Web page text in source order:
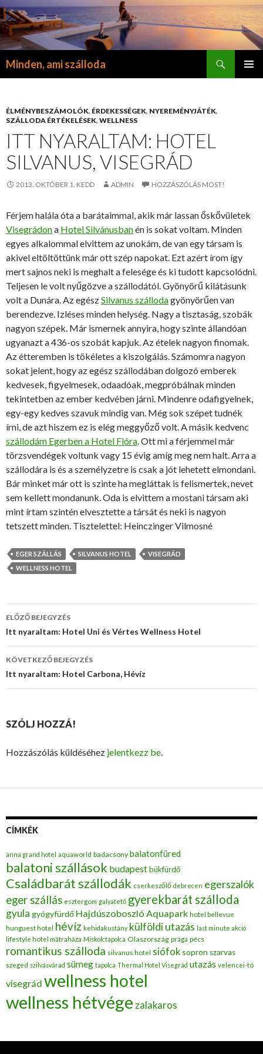
Minden, ami szálloda
ÉLMÉNYBESZÁMOLÓK, ÉRDEKESSÉGEK, NYEREMÉNYJÁTÉK,
SZÁLLODA ÉRTÉKELÉSEK, WELLNESS
ITT NYARALTAM: HOTEL
SILVANUS, VISEGRÁD
2013. OKTÓBER 1. KEDD ADMIN HOZZÁSZÓLÁS MOST!
Férjem halála óta a barátaimmal, akik már lassan őskővületek
Visegrádona Hotel Silvánusbanén is sokat voltam. Minden
egyes alkalommal elvittem az unokám, de van egy társam is
akivel eltöltöttünk már ott szép napokat. Ezt azért írom így
mert sajnos neki is meghalt a felesége és ki tudott kapcsolódni.
Teljesen le volt nyűgözve a szállodától. Gyönyörű kilátásunk
volt a Dunára. Az egészSilvanus szállodagyönyörűen van
berendezve. Izléses minden helység. Nagy a tisztaság, szobák
nagyon szépek. Már ismernek annyira, hogy szinte állandóan
ugyanazt a 436-os szobát kapjuk. Az ételek nagyon finomak.
Az étteremben is tökéletes a kiszolgálás. Számomra nagyon
sokat jelent, hogy az egész szállodában dolgozó emberek
kedvesek, figyelmesek, odaadóak, megpróbálnak minden
tekintetben az ember kedvében járni. Mindenre odafigyelnek,
egy-egy kedves szavuk mindig van. Még sok szépet tudnék
írni, de azt hiszem ez is elég meggyőző volt. A másik kedvenc
szállodám Egerben a Hotel Flóra. Ott mi a férjemmel már
törzsvendégek voltunk vagy 15 évig amíg meg nem halt. Arra a
szállodára is és a személyzetre is csak a jót lehetett elmondani.
Bár minket már ott is szinte ha megláttak is felismertek, nevet
sem kellett mondanunk. Oda is elvittem a mostani társam aki
mint írtam szintén elvesztette a társát és neki is nagyon
tetszett minden. Tisztelettel: Heinczinger Vilmosné
EGER SZÁLLÁS SILVANUS HOTEL
VISEGRÁD
WELLNESS HOTEL
Bejegyzés
navigáció
ELŐZŐ BEJEGYZÉS
Itt nyaraltam: Hotel Uni és Vértes Wellness Hotel
KÖVETKEZŐ BEJEGYZÉS
Itt nyaraltam: Hotel Carbona, Hévíz
SZÓLJ HOZZÁ!
Hozzászólás küldéséhez jelentkezz be.
CÍMKÉK
anna grand hotel aquaworld badacsony balatonfüred
balatoni szállások budapestbükfürdő
Családbarát szállodák cserkeszőlő debrecen egerszalók
eger szállás esztergom galyatető gyerekbarát szálloda
gyula gyógyfürdő Hajdúszoboszló Aquapark hotel bellevue
hunguest hotel
hévíz kehidakustány külföldi utazás last minute akció
lifestyle hotel mátraháza Miskolctapolca Olaszország prága pécs
romantikus szálloda silvanus hotel siófok sopron szarvas
szeged szilvásvárad sümeg tapolca Thermal Hotel Visegrád utazás velencei-tó
visegrád wellness hotel
wellness hétvége zalakaros